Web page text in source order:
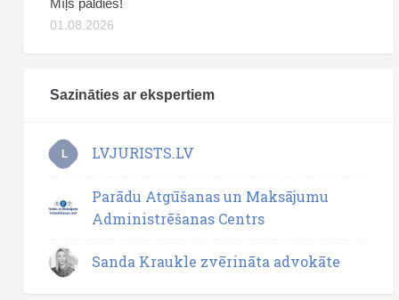
01.08.2026
Sazināties ar ekspertiem
L LVJURISTS.LV
Parādu Atgūšanas un Maksājumu
Administrēšanas Centrs
Sanda Kraukle zvērināta advokāte